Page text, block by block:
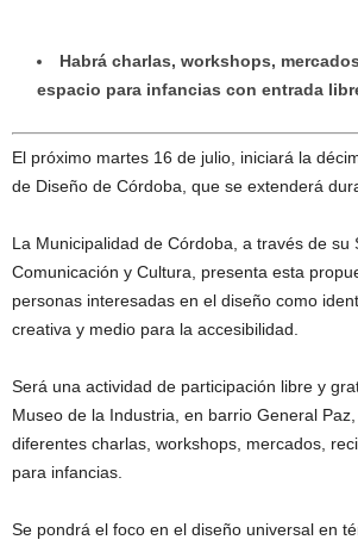
Habrá charlas, workshops,
espacio para infancias con entrada
El próximo martes 16 de julio, iniciará la
de Diseño de Córdoba, que se extenderá
La Municipalidad de Córdoba, a través de su
Comunicación y Cultura, presenta esta
personas interesadas en el diseño como
creativa y medio para la accesibilidad.
Será una actividad de participación libre y
Museo de la Industria, en barrio General
diferentes charlas, workshops, mercados,
para infancias.
Se pondrá el foco en el diseño universal en